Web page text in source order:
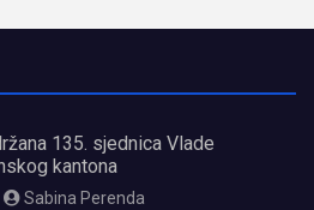
135. sjednica Vlade
kantona
Sabina Perenda